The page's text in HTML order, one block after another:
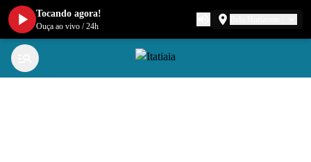
Tocando agora!
Ouça ao vivo /24h